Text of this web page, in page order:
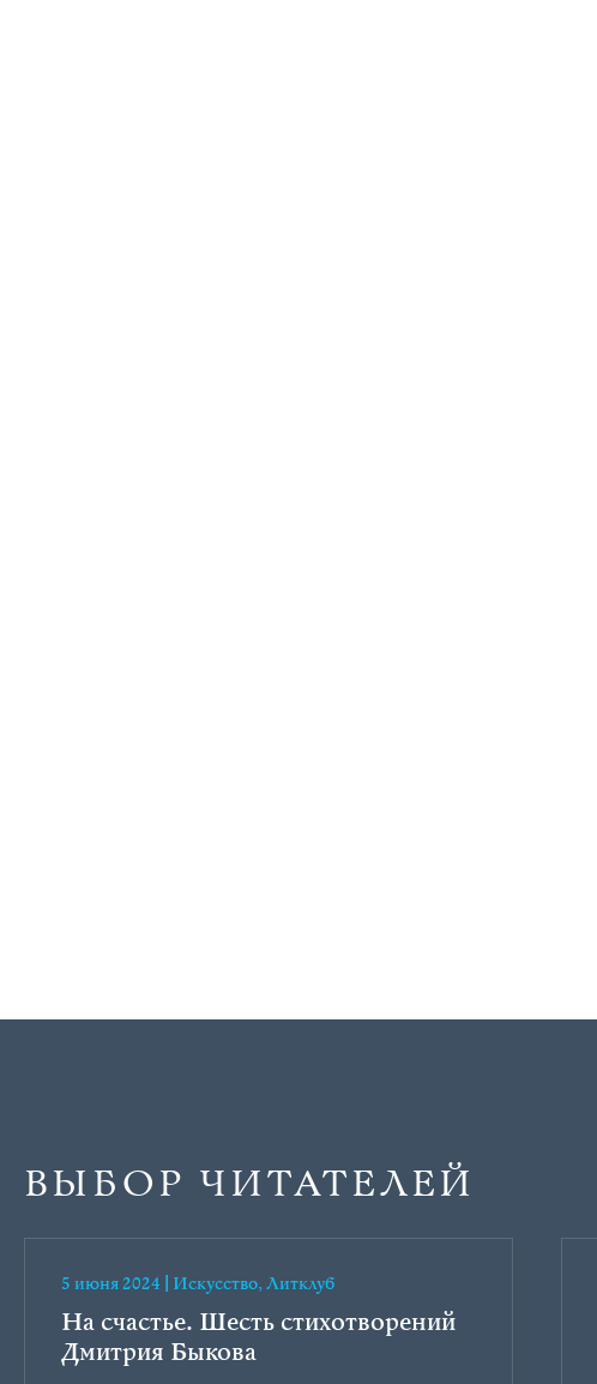
ВЫБОР ЧИТАТЕЛЕЙ
5 июня 2024 Искусство,Литклуб
На счастье. Шесть стихотворений
Дмитрия Быкова